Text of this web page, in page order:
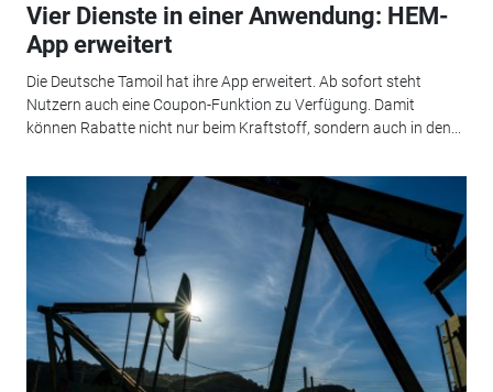
Vier Dienste in einer Anwendung: HEM-
App erweitert
Die Deutsche Tamoil hat ihre App erweitert. Ab sofort steht
Nutzern auch eine Coupon-Funktion zu Verfügung. Damit
können Rabatte nicht nur beim Kraftstoff, sondern auch in den...